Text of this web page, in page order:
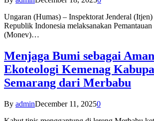
Ungaran (Humas) – Inspektorat Jenderal
Republik Indonesia melaksanakan
(Monev)…
Menjaga Bumi sebagai
Ekoteologi Kemenag
Semarang dari Merbabu
By adminDecember 11, 20250